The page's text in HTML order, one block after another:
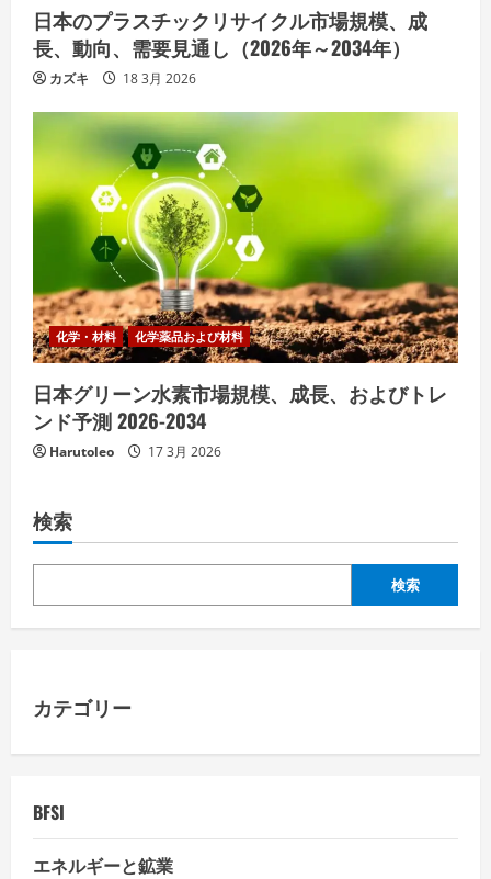
日本のプラスチックリサイクル市場規模、成
長、動向、需要見通し（2026年～2034年）
カズキ 18 3月 2026
化学・材料 化学薬品および材料
日本グリーン水素市場規模、成長、およびトレ
ンド予測 2026-2034
Harutoleo 17 3月 2026
検索
検索
カテゴリー
BFSI
エネルギーと鉱業